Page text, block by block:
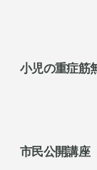
ステロイド治
免疫グロブリ
小児の重症筋
どんな症状が
市民公開講座